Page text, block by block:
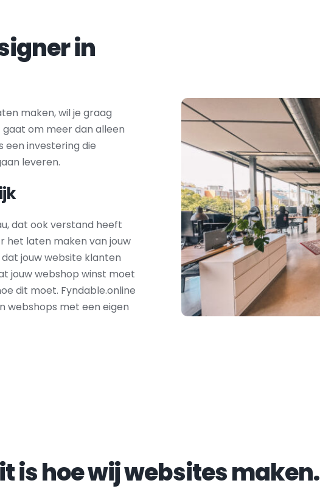
maken, wil je graag
om meer dan alleen
een investering die
leveren.
dat ook verstand heeft
het laten maken van jouw
jouw website klanten
jouw webshop winst moet
dit moet. Fyndable.online
webshops met een eigen
is hoe wij websites maken.